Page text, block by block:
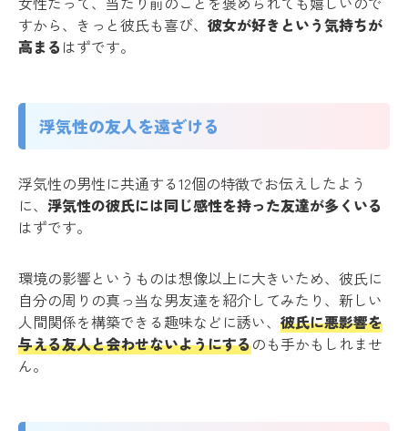
すから、きっと彼氏も喜び、 彼女が好きという気持ちが
高まる はずです。
浮気性の友人を遠ざける
浮気性の男性に共通する12個の特徴でお伝えしたよう
に、 浮気性の彼氏には同じ感性を持った友達が多くいる
はずです。
環境の影響というものは想像以上に大きいため、彼氏に
自分の周りの真っ当な男友達を紹介してみたり、新しい
人間関係を構築できる趣味などに誘い、 彼氏に悪影響を
与える友人と会わせないようにするのも手かもしれませ
ん。